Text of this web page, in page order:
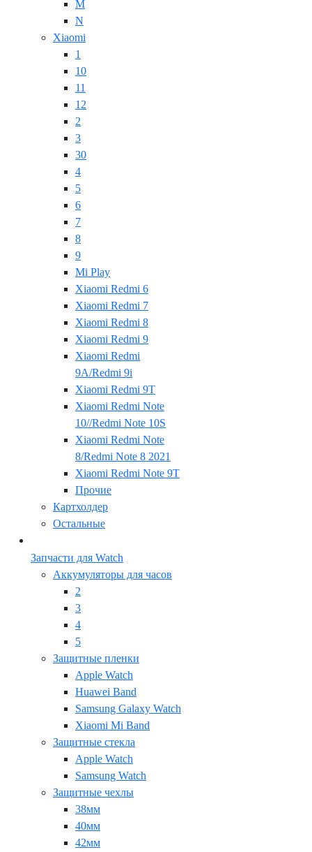
M
N
Xiaomi
1
10
11
12
2
3
30
4
5
6
7
8
9
Mi Play
Xiaomi Redmi 6
Xiaomi Redmi 7
Xiaomi Redmi 8
Xiaomi Redmi 9
Xiaomi Redmi
9A/Redmi 9i
Xiaomi Redmi 9T
Xiaomi Redmi Note
10//Redmi Note 10S
Xiaomi Redmi Note
8/Redmi Note 8 2021
Xiaomi Redmi Note 9T
Прочие
Картхолдер
Остальные
Запчасти для Watch
Аккумуляторы для часов
2
3
4
5
Защитные пленки
Apple Watch
Huawei Band
Samsung Galaxy Watch
Xiaomi Mi Band
Защитные стекла
Apple Watch
Samsung Watch
Защитные чехлы
38мм
40мм
42мм